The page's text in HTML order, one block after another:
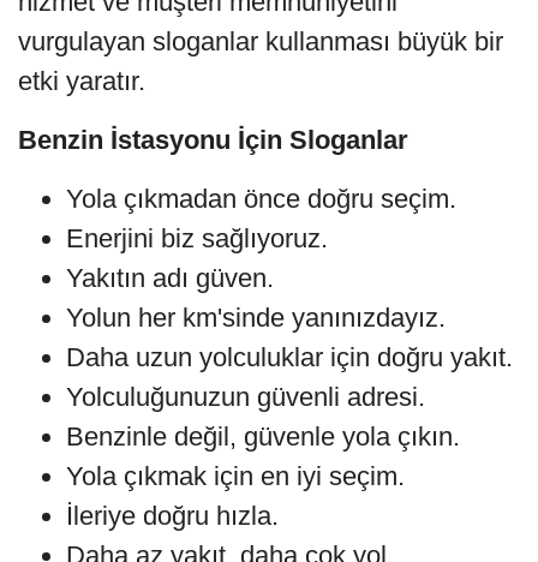
vurgulayan sloganlar kullanması büyük bir
etki yaratır.
Benzin İstasyonu İçin Sloganlar
Yola çıkmadan önce doğru seçim.
Enerjini biz sağlıyoruz.
Yakıtın adı güven.
Yolun her km'sinde yanınızdayız.
Daha uzun yolculuklar için doğru yakıt.
Yolculuğunuzun güvenli adresi.
Benzinle değil, güvenle yola çıkın.
Yola çıkmak için en iyi seçim.
İleriye doğru hızla.
Daha az yakıt, daha çok yol.